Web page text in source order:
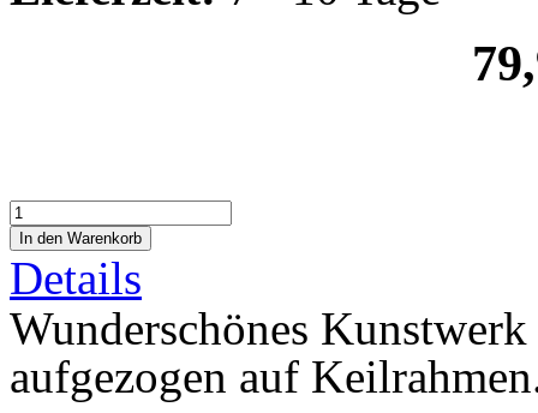
Details
Wunderschönes
aufgezogen auf